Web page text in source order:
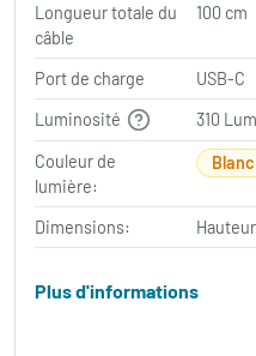
Longueur totale du
câble
100 cm
Port de charge
USB-C
Luminosité
310
Couleur de
lumière:
Dimensions:
Plus d'informations